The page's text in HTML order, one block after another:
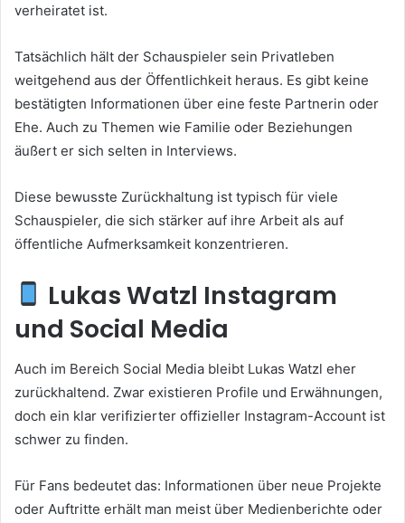
verheiratet ist.
Tatsächlich hält der Schauspieler sein Privatleben
weitgehend aus der Öffentlichkeit heraus. Es gibt keine
bestätigten Informationen über eine feste Partnerin oder
Ehe. Auch zu Themen wie Familie oder Beziehungen
äußert er sich selten in Interviews.
Diese bewusste Zurückhaltung ist typisch für viele
Schauspieler, die sich stärker auf ihre Arbeit als auf
öffentliche Aufmerksamkeit konzentrieren.
Lukas Watzl Instagram
und Social Media
Auch im Bereich Social Media bleibt Lukas Watzl eher
zurückhaltend. Zwar existieren Profile und Erwähnungen,
doch ein klar verifizierter offizieller Instagram-Account ist
schwer zu finden.
Für Fans bedeutet das: Informationen über neue Projekte
oder Auftritte erhält man meist über Medienberichte oder